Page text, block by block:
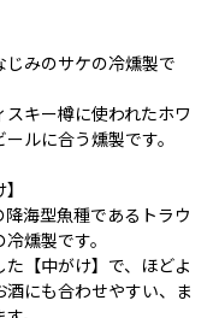
みのサケの冷燻製で
スキー樽に使われたホワ
ルに合う燻製です。
海型魚種であるトラウ
燻製です。
【中がけ】で、ほどよ
にも合わせやすい、ま